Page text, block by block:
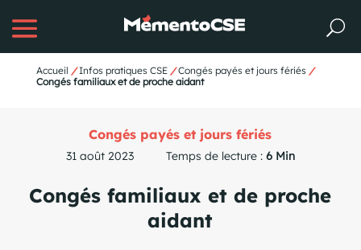
Accueil / Infos pratiques CSE / Congés payés et jours fériés /
Congés familiaux et de proche aidant
Congés payés et jours fériés
31 août 2023 Temps de lecture : 6 Min
Congés familiaux et de proche
aidant